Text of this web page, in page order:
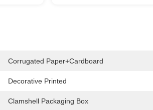
Corrugated Paper+cardboard
Decorative Printed
Clamshell Packaging Box